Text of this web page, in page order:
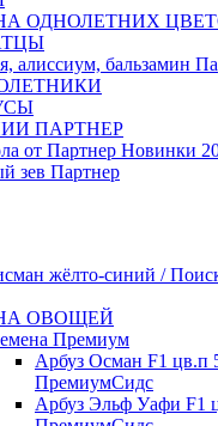
ОДНОЛЕТНИХ
алиссиум, бальзамин
ПАРТНЕР
от Партнер Новинки
зев Партнер
жёлто-синий /
ОВОЩЕЙ
Премиум
Арбуз Осман F1 цв.п
ПремиумСидс
Арбуз Эльф Уафи F1